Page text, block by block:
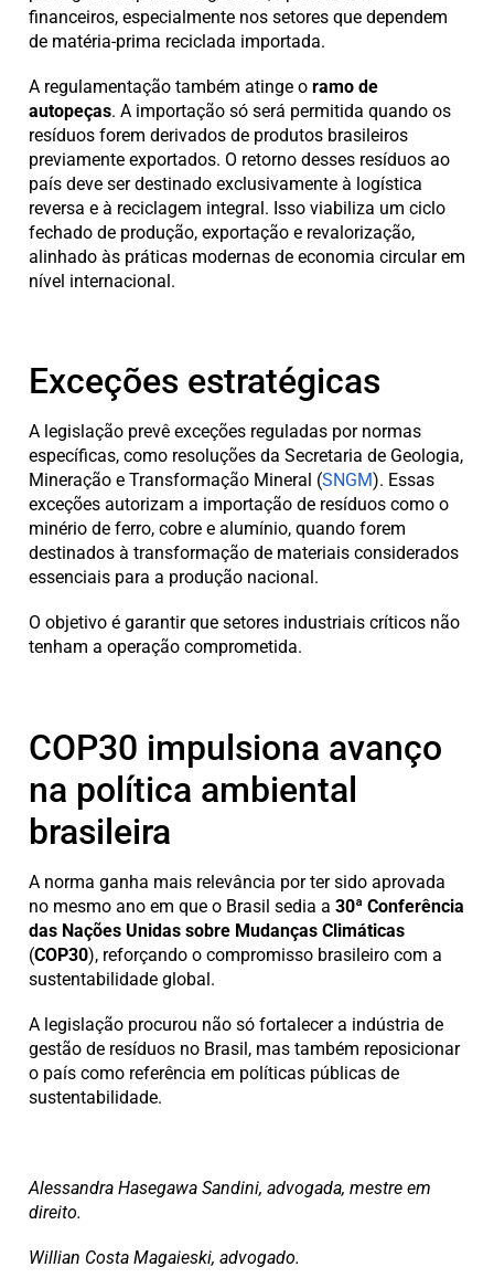
financeiros, especialmente nos setores que dependem
de matéria-prima reciclada importada.
A regulamentação também atinge o ramo de
autopeças. A importação só será permitida quando os
resíduos forem derivados de produtos brasileiros
previamente exportados. O retorno desses resíduos ao
país deve ser destinado exclusivamente à logística
reversa e à reciclagem integral. Isso viabiliza um ciclo
fechado de produção, exportação e revalorização,
alinhado às práticas modernas de economia circular em
nível internacional.
Exceções estratégicas
A legislação prevê exceções reguladas por normas
específicas, como resoluções da Secretaria de Geologia,
Mineração e Transformação Mineral (SNGM). Essas
exceções autorizam a importação de resíduos como o
minério de ferro, cobre e alumínio, quando forem
destinados à transformação de materiais considerados
essenciais para a produção nacional.
O objetivo é garantir que setores industriais críticos não
tenham a operação comprometida.
COP30 impulsiona avanço
na política ambiental
brasileira
A norma ganha mais relevância por ter sido aprovada
no mesmo ano em que o Brasil sedia a 30ª Conferência
das Nações Unidas sobre Mudanças Climáticas
(COP30), reforçando o compromisso brasileiro com a
sustentabilidade global.
A legislação procurou não só fortalecer a indústria de
gestão de resíduos no Brasil, mas também reposicionar
o país como referência em políticas públicas de
sustentabilidade.
Alessandra Hasegawa Sandini, advogada, mestre em
direito.
Willian Costa Magaieski, advogado.